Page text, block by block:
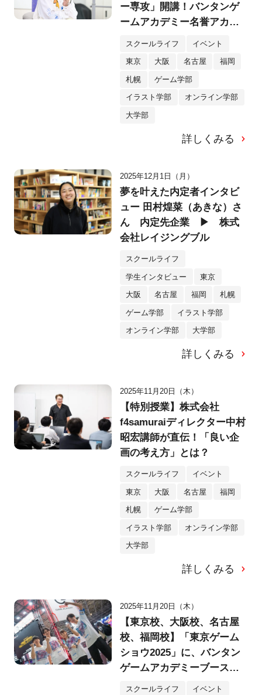
ー専攻」開講！バンタンゲ
ームアカデミー名誉アカデ
スクールライフ イベント
東京 大阪 名古屋 福岡
札幌 ゲーム学部
イラスト学部 オンライン学部
大学部
詳しくみる
2025年12月1日（月）
夢を叶えた内定者インタビ
ュー 田村煌菜（あきな）さ
ん 内定先企業 ▶ 株式
会社レイジングブル
スクールライフ
学生インタビュー 東京
大阪 名古屋 福岡 札幌
ゲーム学部 イラスト学部
オンライン学部 大学部
詳しくみる
2025年11月20日（木）
【特別授業】株式会社
f4samuraiディレクター中村
昭宏講師が直伝！「良い企
画の考え方」とは？
スクールライフ イベント
東京 大阪 名古屋 福岡
札幌 ゲーム学部
イラスト学部 オンライン学部
大学部
詳しくみる
2025年11月20日（木）
【東京校、大阪校、名古屋
校、福岡校】「東京ゲーム
ショウ2025」に、バンタン
ゲームアカデミーブースが
スクールライフ イベント